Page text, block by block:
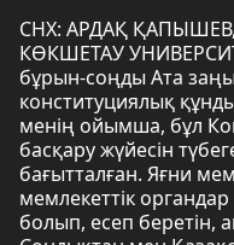
СНХ: АРДАҚ
КӨКШЕТАУ
бұрын-соңды Ата
конституциялық
менің ойымша, бұл
басқару жүйесін
бағытталған. Яғни
мемлекеттік
болып, есеп беретін,